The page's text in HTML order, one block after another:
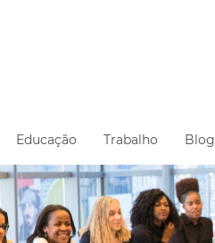
Educação Trabalho Blog